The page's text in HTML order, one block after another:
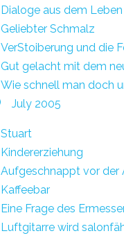
Dialoge aus dem Leben
Geliebter Schmalz
VerStoiberung und die
Gut gelacht mit dem
Wie schnell man doch
July 2005
Stuart
Kindererziehung
Aufgeschnappt vor der
Kaffeebar
Eine Frage des
Luftgitarre wird